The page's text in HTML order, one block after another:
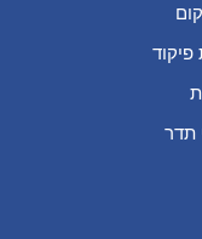
פיקוד
תדר